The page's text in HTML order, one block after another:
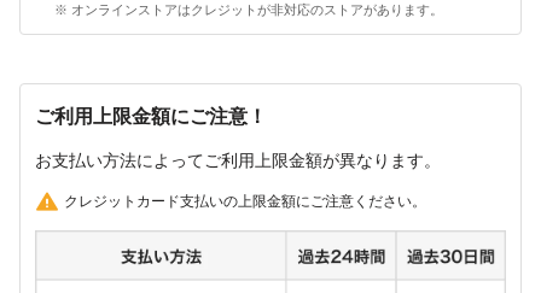
※ オンラインストアはクレジットが非対応のストアがあります。
ご利用上限金額にご注意！
お支払い方法によってご利用上限金額が異なります。
クレジットカード支払いの上限金額にご注意ください。